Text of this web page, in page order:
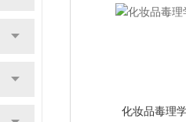
化妆品毒理